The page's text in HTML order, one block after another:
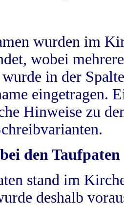
wurden im
wobei
in der
eingetragen.
Hinweise zu
den Taufpaten
stand im
deshalb